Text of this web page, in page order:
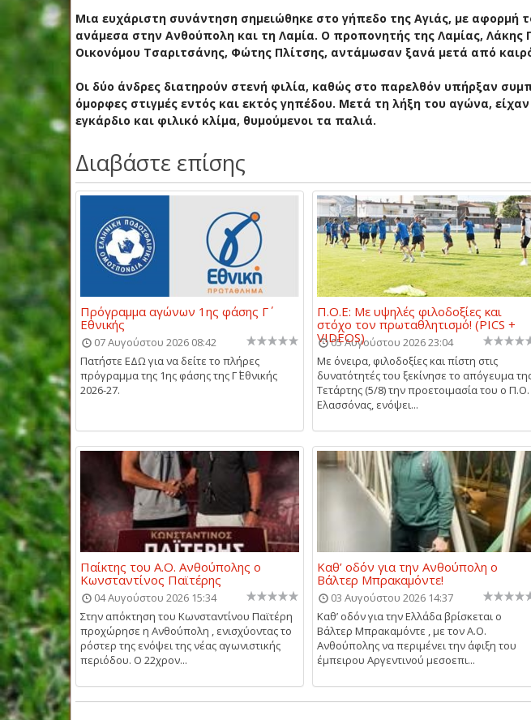
Μια ευχάριστη συνάντηση σημειώθηκε στο γήπεδο της Αγιάς, με αφορμή
ανάμεσα στην Ανθούπολη και τη Λαμία. Ο προπονητής της Λαμίας, Λάκης
Οικονόμου Τσαριτσάνης, Φώτης Πλίτσης, αντάμωσαν ξανά μετά από
Οι δύο άνδρες διατηρούν στενή φιλία, καθώς στο παρελθόν υπήρξαν
όμορφες στιγμές εντός και εκτός γηπέδου. Μετά τη λήξη του αγώνα,
εγκάρδιο και φιλικό κλίμα, θυμούμενοι τα παλιά.
Διαβάστε επίσης
Πρόγραμμα αγώνων 1ης φάσης Γ΄
Εθνικής
07 Αυγούστου 2026 08:42
Πατήστε ΕΔΩ για να δείτε το πλήρες
πρόγραμμα της 1ης φάσης της Γ΄ Εθνικής
2026-27.
Π.Ο.Ε: Με υψηλές φιλοδοξίες και
στόχο τον πρωταθλητισμό! (PICS +
VIDEOS)
05 Αυγούστου 2026 23:04
Με όνειρα, φιλοδοξίες και πίστη στις
δυνατότητές του ξεκίνησε το απόγευμα
Τετάρτης (5/8) την προετοιμασία του ο Π.Ο.
Ελασσόνας, ενόψει...
Παίκτης του Α.Ο. Ανθούπολης ο
Κωνσταντίνος Παϊτέρης
04 Αυγούστου 2026 15:34
Στην απόκτηση του Κωνσταντίνου Παϊτέρη
προχώρησε η Ανθούπολη , ενισχύοντας το
ρόστερ της ενόψει της νέας αγωνιστικής
περιόδου. Ο 22χρον...
Καθ’ οδόν για την Ανθούπολη ο
Βάλτερ Μπρακαμόντε!
03 Αυγούστου 2026 14:37
Καθ’ οδόν για την Ελλάδα βρίσκεται ο
Βάλτερ Μπρακαμόντε , με τον Α.Ο.
Ανθούπολης να περιμένει την άφιξη του
έμπειρου Αργεντινού μεσοεπι...